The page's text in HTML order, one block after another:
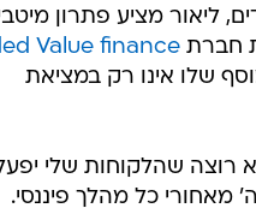
ליאור מציע פתרון
חברת Value finance
שלו אינו רק במציאת
רוצה שהלקוחות שלי
מאחורי כל מהלך פיננסי.